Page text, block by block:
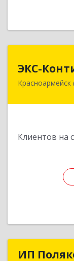
ЭКС-
Клиентов на
141292,
ИП